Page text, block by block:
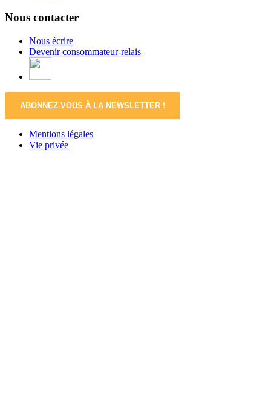
Nous contacter
Nous écrire
Devenir consommateur-relais
ABONNEZ-VOUS À LA NEWSLETTER !
Mentions légales
Vie privée